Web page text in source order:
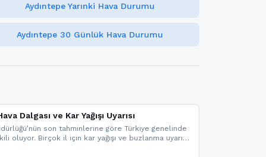
Aydıntepe Yarınki Hava Durumu
Aydıntepe 30 Günlük Hava Durumu
Dalgası ve Kar Yağışı Uyarısı
son tahminlerine göre Türkiye genelinde
oluyor. Birçok il için kar yağışı ve buzlanma uyarısı